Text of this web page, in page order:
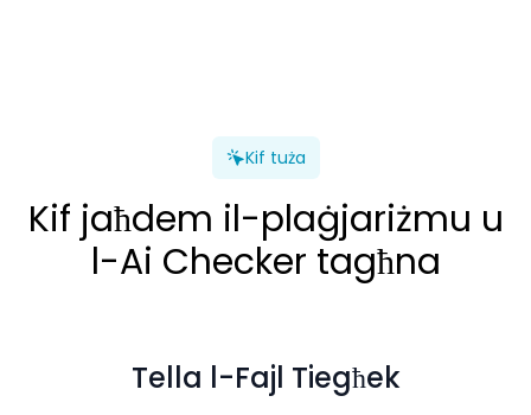
Kif tuża
Kif jaħdem il-plaġjariżmu u
l-Ai Checker tagħna
Tella l-Fajl Tiegħek